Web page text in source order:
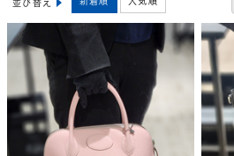
並び替え